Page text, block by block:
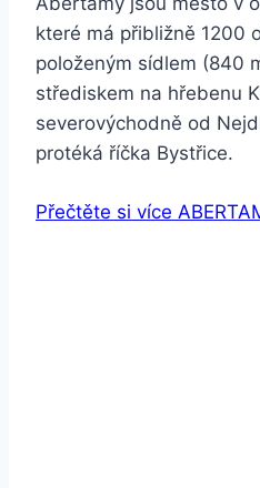
které má přibližně 1200
položeným sídlem (840
střediskem na hřebenu
severovýchodně od
protéká říčka Bystřice.
Přečtěte si více